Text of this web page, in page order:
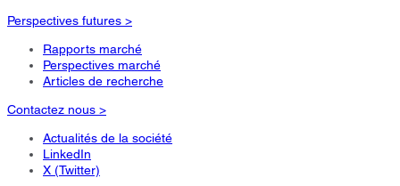
Perspectives futures >
Rapports marché
Perspectives marché
Articles de recherche
Contactez nous >
Actualités de la société
LinkedIn
X (Twitter)